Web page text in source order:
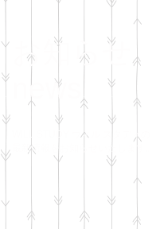
お知らせ
news
WILL STUDY ウィル スタディの
最新情報をお知らせいたします。